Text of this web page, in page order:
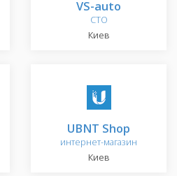
VS-auto
СТО
Киев
UBNT Shop
интернет-магазин
Киев